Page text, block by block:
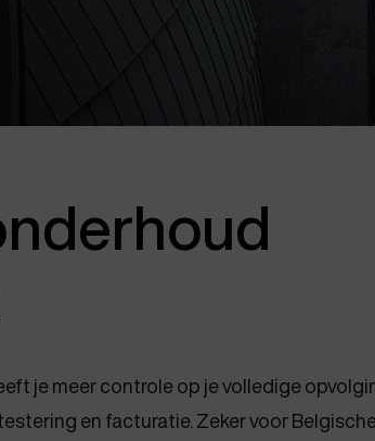
je meer controle op je volledige
en facturatie. Zeker voor